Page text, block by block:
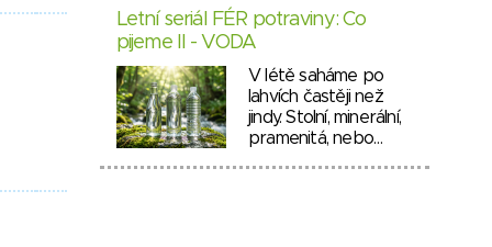
Letní seriál FÉR potraviny: Co
pijeme II - VODA
V létě saháme po
lahvích častěji než
jindy. Stolní, minerální,
pramenitá, nebo…